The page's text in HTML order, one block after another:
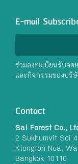
E-mail
ร่วมลงทะเบียนรับจด
และกิจกรรมของบริ
Contact
Sal Forest Co.,
2 Sukhumvit Soi
Klongton Nua,
Bangkok 10110